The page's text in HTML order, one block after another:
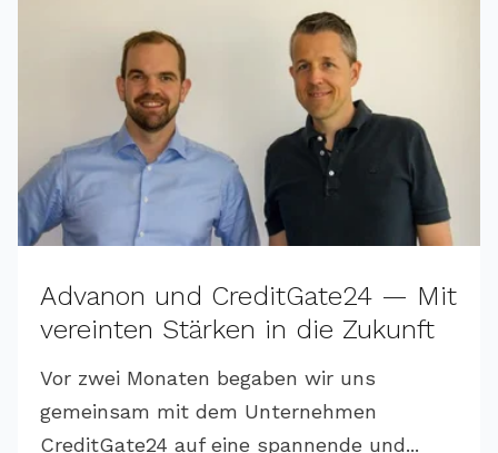
Advanon und CreditGate24 — Mit
vereinten Stärken in die Zukunft
Vor zwei Monaten begaben wir uns
gemeinsam mit dem Unternehmen
CreditGate24 auf eine spannende und...